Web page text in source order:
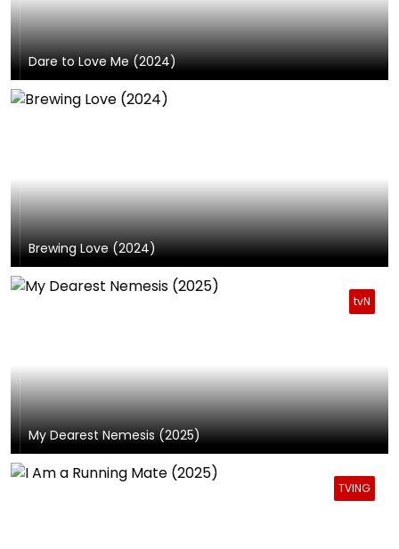
Dare to Love Me (2024)
Brewing Love (2024)
tvN
My Dearest Nemesis (2025)
TVING